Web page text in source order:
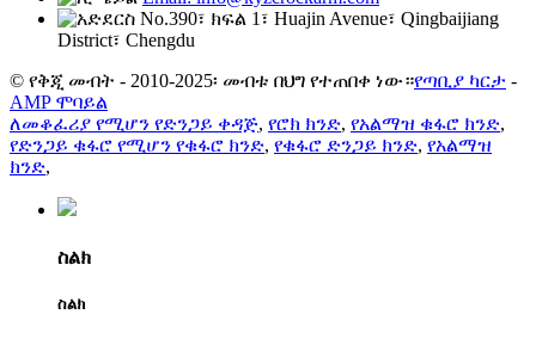
No.390፣ ክፍል 1፣ Huajin Avenue፣ Qingbaijiang
District፣ Chengdu
© የቅጂ መብት - 2010-2025፡ መብቱ በህግ የተጠበቀ ነው።የጣቢያ ካርታ -
AMP ሞባይል
ለመቆፈሪያ የሚሆን የድንጋይ ቀዳጅ, የሮክ ክንድ, የአልማዝ ቁፋሮ ክንድ,
የድንጋይ ቁፋሮ የሚሆን የቁፋሮ ክንድ, የቁፋሮ ድንጋይ ክንድ, የአልማዝ
ክንድ,
ስልክ
ስልክ